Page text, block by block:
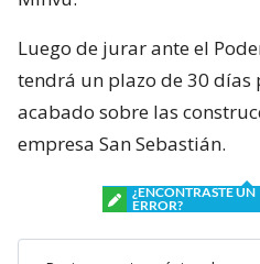
Luego de jurar ante el
tendrá un plazo de 30
acabado sobre las
empresa San Sebastián.
¿ENCONTRASTE UN
ERROR?